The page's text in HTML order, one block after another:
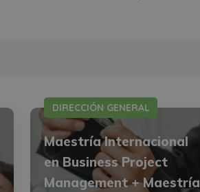
DIRECCIÓN GENERAL
Maestría Internacional
en Business Project
Management + Maestría